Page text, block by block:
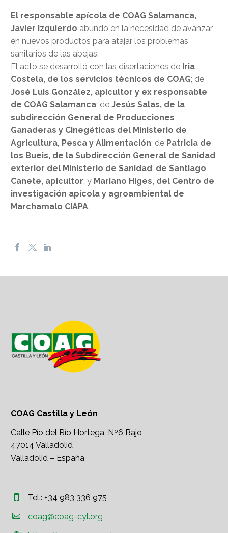
El responsable apícola de COAG Salamanca,
Javier Izquierdo abundó en la necesidad de avanzar
en nuevos productos para atajar los problemas
sanitarios de las abejas.
El acto se desarrolló con las disertaciones de Iria
Costela, de los servicios técnicos de COAG; de
José Luis González, apicultor y ex responsable
de COAG Salamanca; de Jesús Salas, de la
subdirección General de Producciones
Ganaderas y Cinegéticas del Ministerio de
Agricultura, Pesca y Alimentación; de Patricia de
los Bueis, de la Subdirección General de Sanidad
exterior del Ministerio de Sanidad; de Santiago
Canete, apicultor; y Mariano Higes, del Centro de
investigación apícola y agroambiental de
Marchamalo CIAPA.
COAG Castilla y León
Calle Pío del Río Hortega, Nº6 Bajo
47014 Valladolid
Valladolid – España

 Tel.: +34 983 336 975

 coag@coag-cyl.org